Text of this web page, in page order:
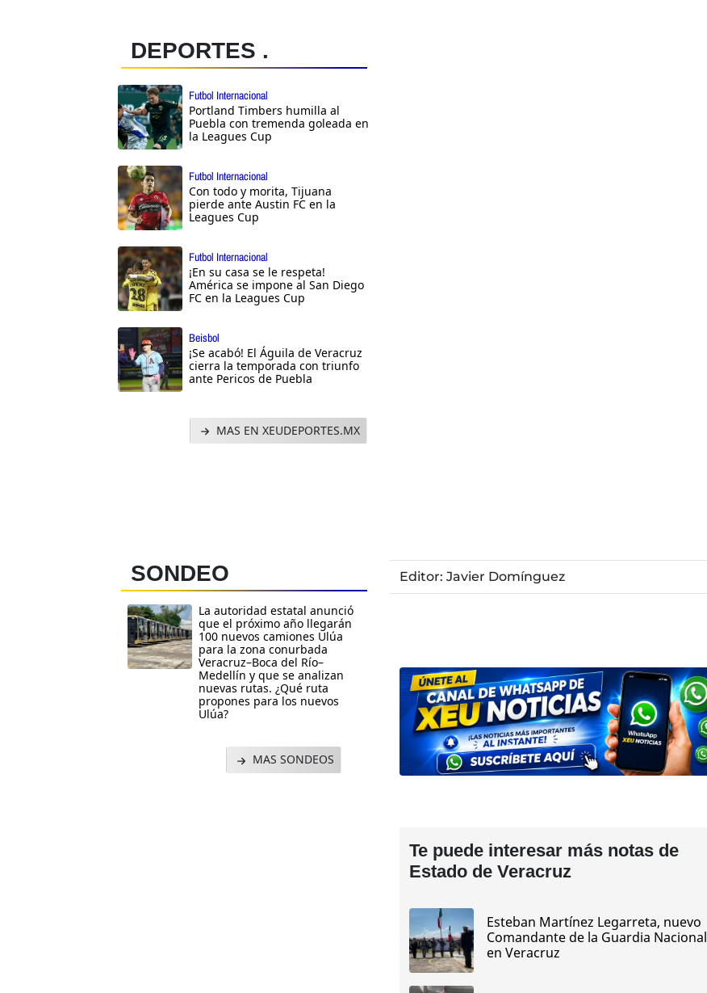
DEPORTES .
Futbol Internacional
Portland Timbers humilla al
Puebla con tremenda goleada en
la Leagues Cup
Futbol Internacional
Con todo y morita, Tijuana
pierde ante Austin FC en la
Leagues Cup
Futbol Internacional
¡En su casa se le respeta!
América se impone al San Diego
FC en la Leagues Cup
Beisbol
¡Se acabó! El Águila de Veracruz
cierra la temporada con triunfo
ante Pericos de Puebla
MAS EN XEUDEPORTES.MX
SONDEO
La autoridad estatal anunció
que el próximo año llegarán
100 nuevos camiones Ulúa
para la zona conurbada
Veracruz–Boca del Río–
Medellín y que se analizan
nuevas rutas. ¿Qué ruta
propones para los nuevos
Ulúa?
MAS SONDEOS
Editor: Javier Domínguez
Te puede interesar más notas de
Estado de Veracruz
Esteban Martínez Legarreta, nuevo
Comandante de la Guardia Nacional
en Veracruz